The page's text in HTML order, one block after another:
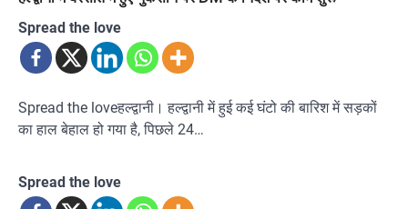
Spread the love
Spread the loveहल्द्वानी। हल्द्वानी में हुई कई घंटो की बारिश में सड़कों
का हाल बेहाल हो गया है, पिछले 24…
Spread the love